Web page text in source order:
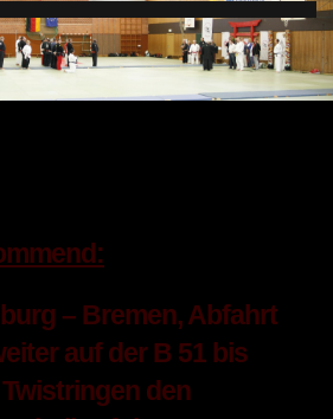
– Bremen, Abfahrt
auf der B 51 bis
den